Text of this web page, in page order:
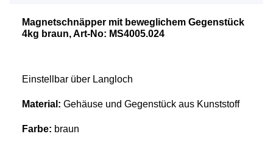
Magnetschnäpper mit beweglichem Gegenstück
4kg braun, Art-No: MS4005.024
Einstellbar über Langloch
Material: Gehäuse und Gegenstück aus Kunststoff
Farbe: braun